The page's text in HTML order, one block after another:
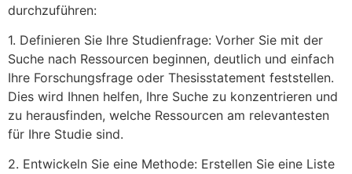
durchzuführen:
1. Definieren Sie Ihre Studienfrage: Vorher Sie mit der
Suche nach Ressourcen beginnen, deutlich und einfach
Ihre Forschungsfrage oder Thesisstatement feststellen.
Dies wird Ihnen helfen, Ihre Suche zu konzentrieren und
zu herausfinden, welche Ressourcen am relevantesten
für Ihre Studie sind.
2. Entwickeln Sie eine Methode: Erstellen Sie eine Liste